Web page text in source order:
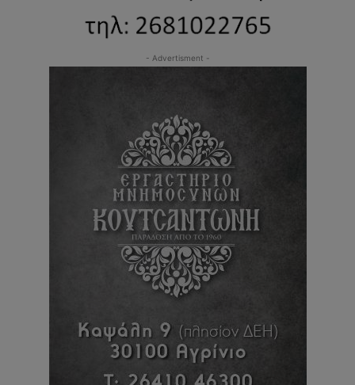
- Advertisment -